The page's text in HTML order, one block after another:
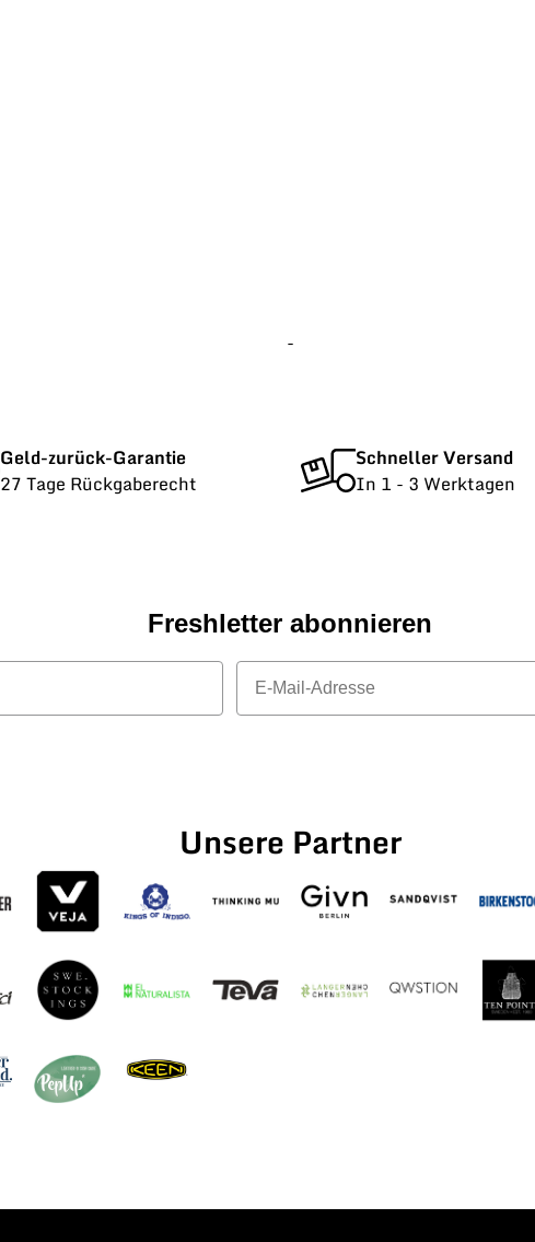
-
Geld-zurück-Garantie
27 Tage Rückgaberecht
Schneller Versand
In 1 - 3 Werktagen
Freshletter abonnieren
E-Mail
Unsere Partner